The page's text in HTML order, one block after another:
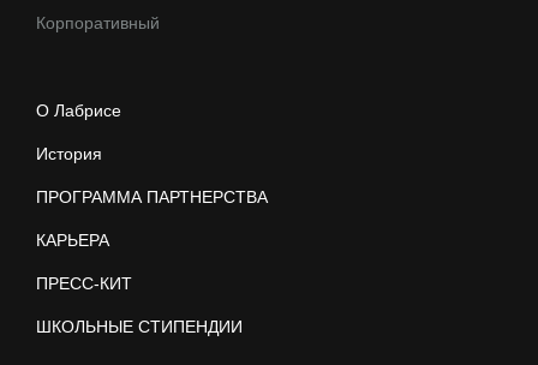
Корпоративный
О Лабрисе
История
ПРОГРАММА ПАРТНЕРСТВА
КАРЬЕРА
ПРЕСС-КИТ
ШКОЛЬНЫЕ СТИПЕНДИИ